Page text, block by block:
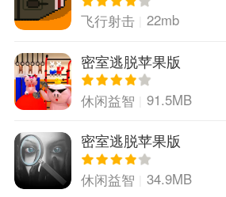
飞行射击 22mb
密室逃脱苹果版
休闲益智 91.5MB
密室逃脱苹果版
休闲益智 34.9MB